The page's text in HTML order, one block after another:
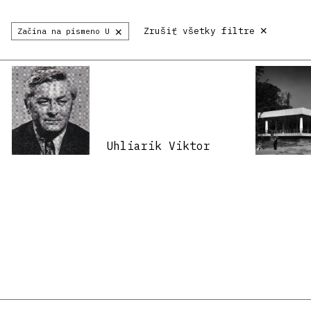
Začína na písmeno U × Zrušiť všetky filtre ×
Uhliarik Viktor